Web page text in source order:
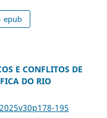
epub
E CONFLITOS DE
DO RIO
195